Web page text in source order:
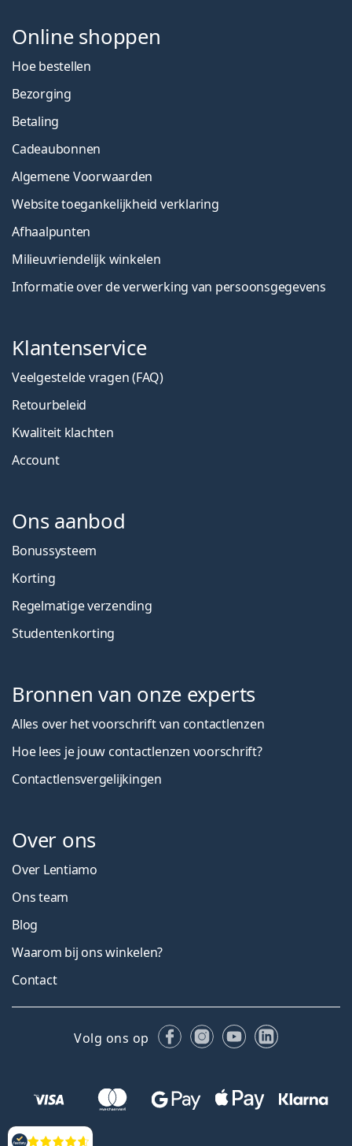
Online shoppen
Hoe bestellen
Bezorging
Betaling
Cadeaubonnen
Algemene Voorwaarden
Website toegankelijkheid verklaring
Afhaalpunten
Milieuvriendelijk winkelen
Informatie over de verwerking van persoonsgegevens
Klantenservice
Veelgestelde vragen (FAQ)
Retourbeleid
Kwaliteit klachten
Account
Ons aanbod
Bonussysteem
Korting
Regelmatige verzending
Studentenkorting
Bronnen van onze experts
Alles over het voorschrift van contactlenzen
Hoe lees je jouw contactlenzen voorschrift?
Contactlensvergelijkingen
Over ons
Over Lentiamo
Ons team
Blog
Waarom bij ons winkelen?
Contact
Volg ons op FacebookInstagram
YouTubeLinkedIn